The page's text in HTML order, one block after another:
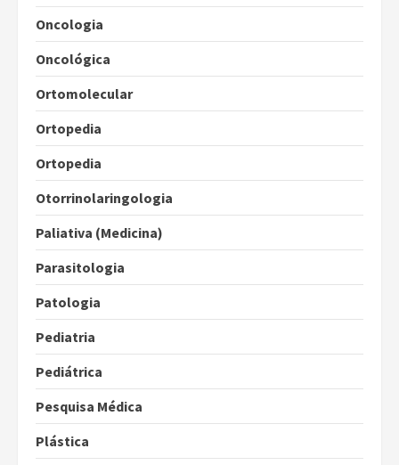
Oncologia
Oncológica
Ortomolecular
Ortopedia
Ortopedia
Otorrinolaringologia
Paliativa (Medicina)
Parasitologia
Patologia
Pediatria
Pediátrica
Pesquisa Médica
Plástica